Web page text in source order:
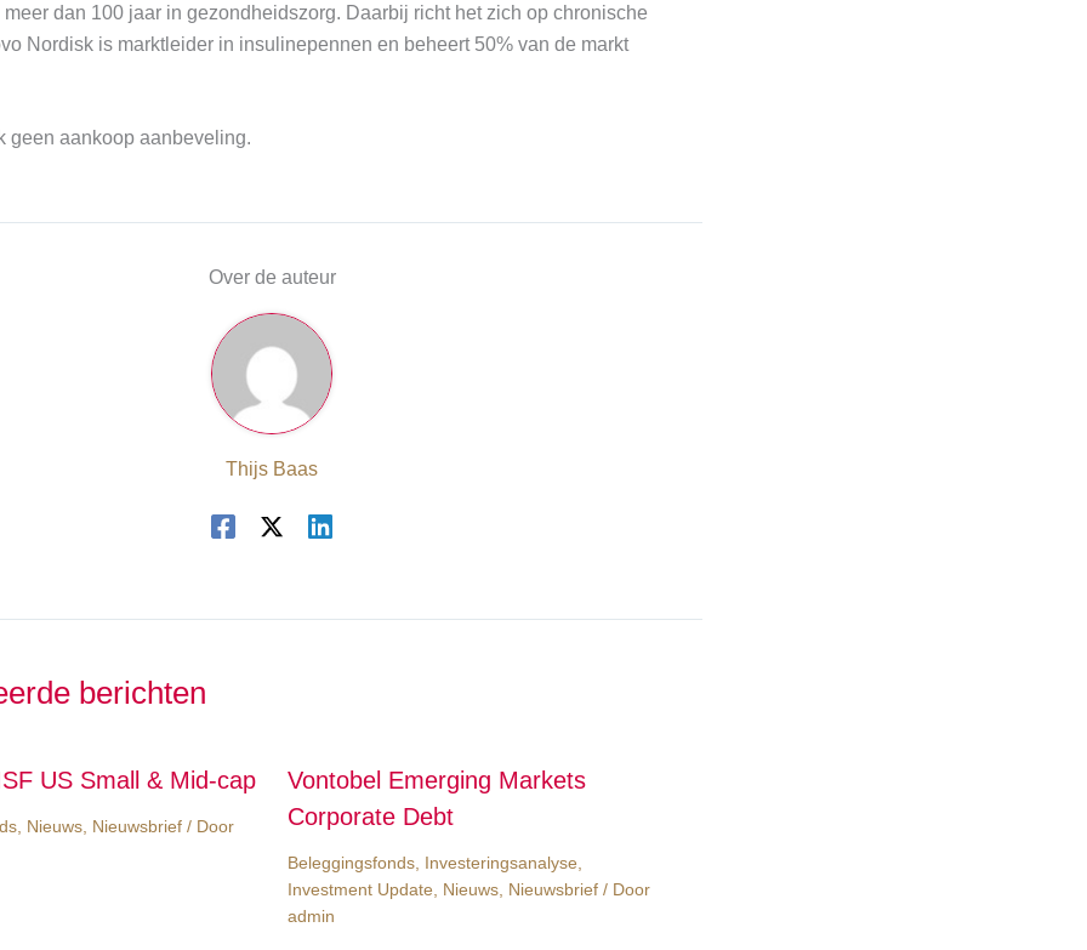
dan 100 jaar in gezondheidszorg. Daarbij richt het zich op chronische
Nordisk is marktleider in insulinepennen en beheert 50% van de markt
geen aankoop aanbeveling.
Over de auteur
Thijs Baas
berichten
US Small & Mid-cap
, Nieuws, Nieuwsbrief / Door
Vontobel Emerging Markets
Corporate Debt
Beleggingsfonds, Investeringsanalyse,
Investment Update, Nieuws, Nieuwsbrief/ Door
admin